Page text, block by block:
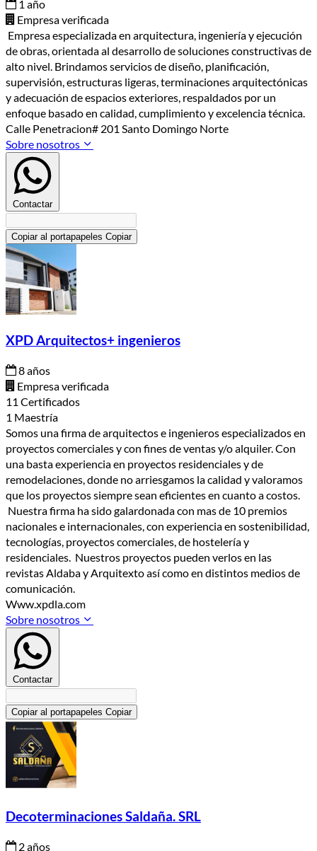
1 año
Empresa verificada
Empresa especializada en arquitectura, ingeniería y ejecución
de obras, orientada al desarrollo de soluciones constructivas de
alto nivel. Brindamos servicios de diseño, planificación,
supervisión, estructuras ligeras, terminaciones arquitectónicas
y adecuación de espacios exteriores, respaldados por un
enfoque basado en calidad, cumplimiento y excelencia técnica.
Calle Penetracion# 201 Santo Domingo Norte
Sobre nosotros
Contactar
Copiar al portapapeles Copiar
XPD Arquitectos+ ingenieros
8 años
Empresa verificada
11 Certificados
1 Maestría
Somos una firma de arquitectos e ingenieros especializados en
proyectos comerciales y con fines de ventas y/o alquiler. Con
una basta experiencia en proyectos residenciales y de
remodelaciones, donde no arriesgamos la calidad y valoramos
que los proyectos siempre sean eficientes en cuanto a costos.
Nuestra firma ha sido galardonada con mas de 10 premios
nacionales e internacionales, con experiencia en sostenibilidad,
tecnologías, proyectos comerciales, de hostelería y
residenciales. Nuestros proyectos pueden verlos en las
revistas Aldaba y Arquitexto así como en distintos medios de
comunicación.
Www.xpdla.com
Sobre nosotros
Contactar
Copiar al portapapeles Copiar
Decoterminaciones Saldaña. SRL
2 años